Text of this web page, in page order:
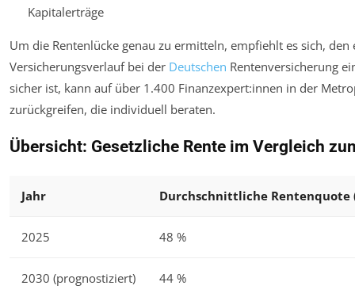
Kapitalerträge
Um die Rentenlücke genau zu ermitteln, empfiehlt es sich, den
Versicherungsverlauf bei der Deutschen Rentenversicherung
sicher ist, kann auf über 1.400 Finanzexpert:innen in der
zurückgreifen, die individuell beraten.
Übersicht: Gesetzliche Rente im Vergleich
Jahr Durchschnittliche Rentenquote
2025 48 %
2030 (prognostiziert) 44 %